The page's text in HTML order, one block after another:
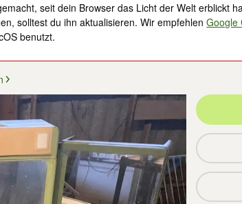
seit dein Browser das Licht der Welt erblickt
solltest du ihn aktualisieren. Wir empfehlenGoogle
benutzt.